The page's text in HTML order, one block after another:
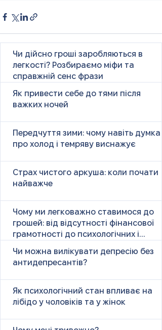
Чи дійсно гроші заробляються в
легкості? Розбираємо міфи та
справжній сенс фрази
Як привести себе до тями після
важких ночей
Передчуття зими: чому навіть думка
про холод і темряву виснажує
Страх чистого аркуша: коли почати
найважче
Чому ми легковажно ставимося до
грошей: від відсутності фінансової
грамотності до психологічних і
Чи можна вилікувати депресію без
антидепресантів?
Як психологічний стан впливає на
лібідо у чоловіків та у жінок